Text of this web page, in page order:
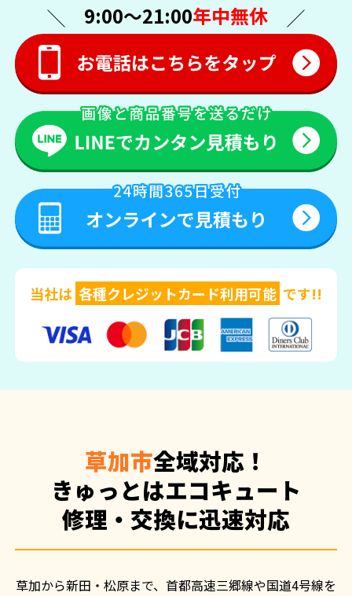
9:00〜21:00年中無休
当社は 各種クレジットカード利用可能 です!!
草加市全域対応！
きゅっとはエコキュート
修理・交換に迅速対応
草加から新田・松原まで、首都高速三郷線や国道4号線を